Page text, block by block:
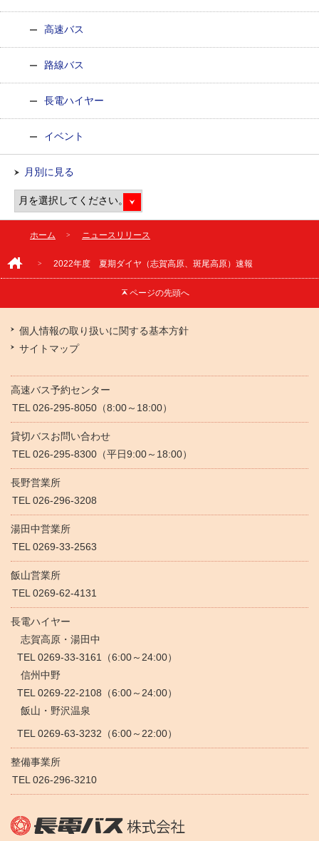
高速バス
路線バス
長電ハイヤー
イベント
月別に見る
ホーム ニュースリリース
2022年度 夏期ダイヤ（志賀高原、斑尾高原）速報
ページの先頭へ
個人情報の取り扱いに関する基本方針
サイトマップ
高速バス予約センター
TEL 026-295-8050（8:00～18:00）
貸切バスお問い合わせ
TEL 026-295-8300（平日9:00～18:00）
長野営業所
TEL 026-296-3208
湯田中営業所
TEL 0269-33-2563
飯山営業所
TEL 0269-62-4131
長電ハイヤー
志賀高原・湯田中
TEL 0269-33-3161（6:00～24:00）
信州中野
TEL 0269-22-2108（6:00～24:00）
飯山・野沢温泉
TEL 0269-63-3232（6:00～22:00）
整備事業所
TEL 026-296-3210